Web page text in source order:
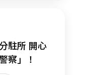
駐所 開心
察」！